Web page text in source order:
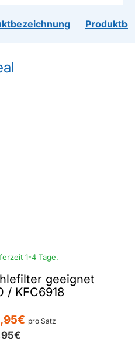
1-4 Tage.
geeignet
/ KFC6918
pro Satz